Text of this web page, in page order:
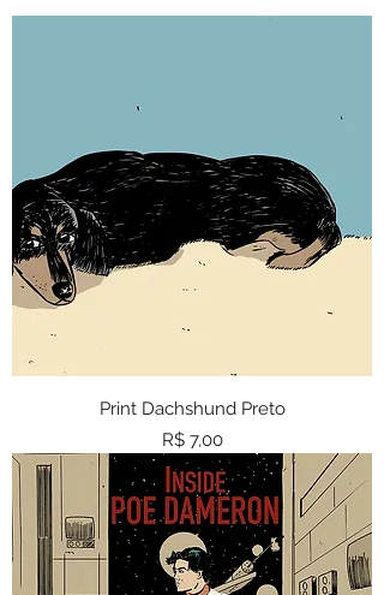
Print Dachshund Preto
Preço
R$ 7,00